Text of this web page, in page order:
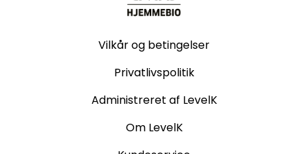
Vilkår og betingelser
Privatlivspolitik
Administreret af LevelK
Om LevelK